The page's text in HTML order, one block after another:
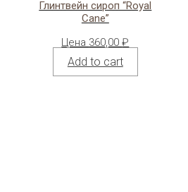
Глинтвейн сироп “Royal
Cane”
Цена 360,00₽
Add to cart